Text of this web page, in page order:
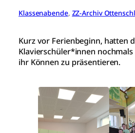
Klassenabende, ZZ-Archiv
Kurz vor Ferienbeginn, hatten
Klavierschüler*innen
ihr Können zu präsentieren.